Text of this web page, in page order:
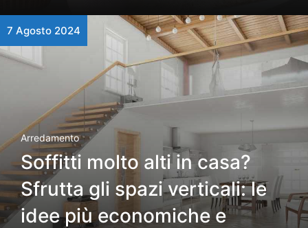
7 Agosto 2024
Arredamento
Soffitti molto alti in casa?
Sfrutta gli spazi verticali: le
idee più economiche e